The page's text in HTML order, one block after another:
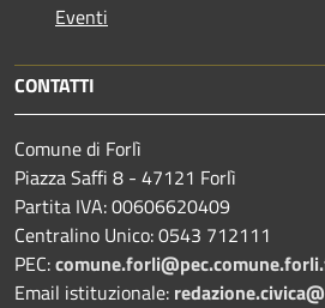
Eventi
CONTATTI
Comune di Forlì
Piazza Saffi 8 - 47121 Forlì
Partita IVA: 00606620409
Centralino Unico: 0543 712111
PEC:
Email istituzionale: